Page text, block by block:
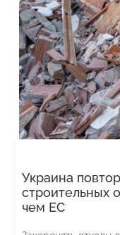
Украина
строительных
чем ЕС